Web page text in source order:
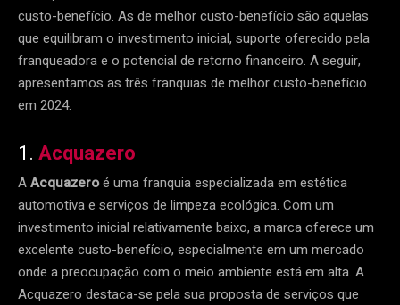
custo-benefício. As de melhor custo-benefício são aquelas
que equilibram o investimento inicial, suporte oferecido pela
franqueadora e o potencial de retorno financeiro. A seguir,
apresentamos as três franquias de melhor custo-benefício
em 2024.
1. Acquazero
AAcquazeroé uma franquia especializada em estética
automotiva e serviços de limpeza ecológica. Com um
investimento inicial relativamente baixo, a marca oferece um
excelente custo-benefício, especialmente em um mercado
onde a preocupação com o meio ambiente está em alta. A
Acquazero destaca-se pela sua proposta de serviços que